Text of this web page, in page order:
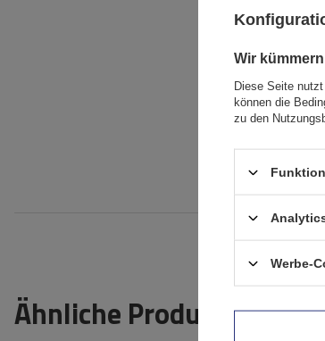
hinzufügen:
Ihr Vorname
Ihre E-Mail-
Ähnliche Produkte
Wir
Diese Seite
können die
zu den
Werbe-